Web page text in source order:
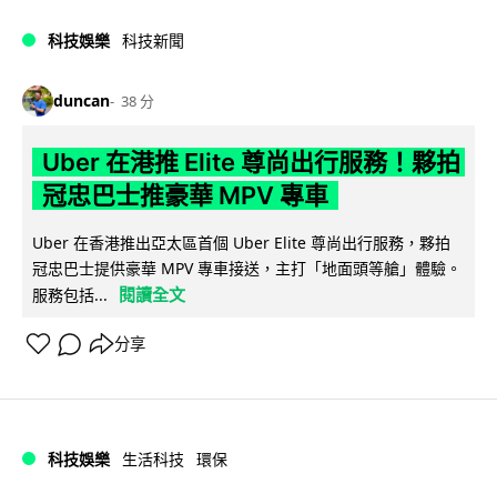
科技娛樂 科技新聞
duncan 38 分
Uber 在港推 Elite 尊尚出行服務！夥拍
冠忠巴士推豪華 MPV 專車
Uber 在香港推出亞太區首個 Uber Elite 尊尚出行服務，夥拍
冠忠巴士提供豪華 MPV 專車接送，主打「地面頭等艙」體驗。
服務包括...
閱讀全文
分享
科技娛樂 生活科技 環保